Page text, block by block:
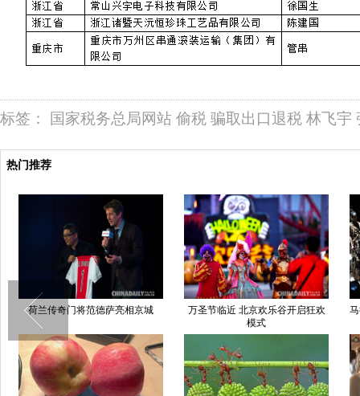
标签： 国家税务总局网站 偷税 骗取出口退税 林飞宇
热门推荐
荷兰传奇门将范德萨亮相京城
万圣节临近 北京欢乐谷开启狂欢
模式